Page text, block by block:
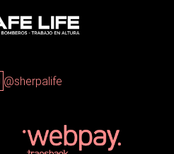
@sherpalife